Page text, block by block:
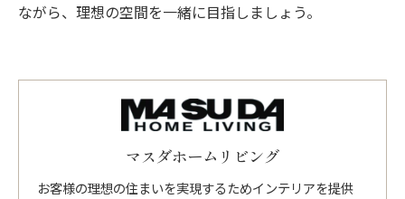
ながら、理想の空間を一緒に目指しましょう。
マスダホームリビング
お客様の理想の住まいを実現するためインテリアを提供